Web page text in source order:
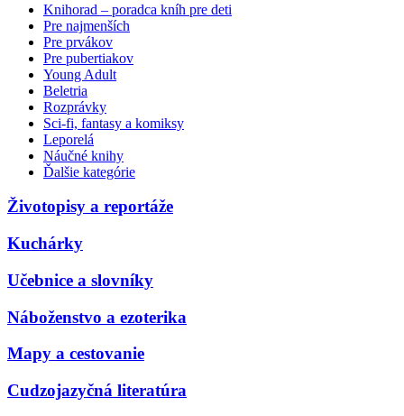
Knihorad – poradca kníh pre deti
Pre najmenších
Pre prvákov
Pre pubertiakov
Young Adult
Beletria
Rozprávky
Sci-fi, fantasy a komiksy
Leporelá
Náučné knihy
Ďalšie kategórie
Životopisy a reportáže
Kuchárky
Učebnice a slovníky
Náboženstvo a ezoterika
Mapy a cestovanie
Cudzojazyčná literatúra